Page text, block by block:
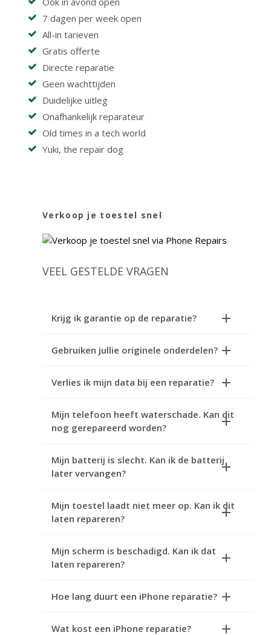
7 dagen per week open
All-in tarieven
Gratis offerte
Directe reparatie
Geen wachttijden
Duidelijke uitleg
Onafhankelijk reparateur
Old times in a tech world
Yuki, the repair dog
Verkoop je toestel snel
VEEL GESTELDE VRAGEN
Krijg ik garantie op de reparatie?
Gebruiken jullie originele onderdelen?
Verlies ik mijn data bij een reparatie?
Mijn telefoon heeft waterschade. Kan dit
nog gerepareerd worden?
Mijn batterij is slecht. Kan ik de batterij
later vervangen?
Mijn toestel laadt niet meer op. Kan ik dit
laten repareren?
Mijn scherm is beschadigd. Kan ik dat
laten repareren?
Hoe lang duurt een iPhone reparatie?
Wat kost een iPhone reparatie?